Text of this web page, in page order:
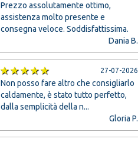
Prezzo assolutamente ottimo,
assistenza molto presente e
consegna veloce. Soddisfattissima.
Dania B.
27-07-2026
Non posso fare altro che consigliarlo
caldamente, è stato tutto perfetto,
dalla semplicità della n...
Gloria P.